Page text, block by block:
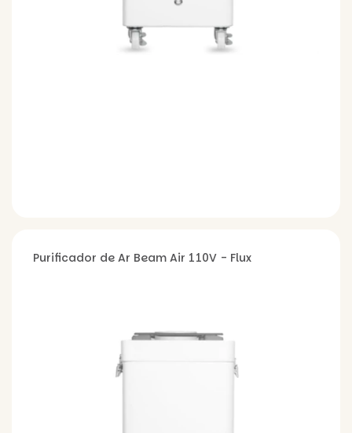
Purificador de Ar Beam Air 110V - Flux